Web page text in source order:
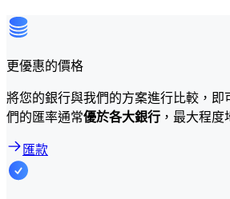
更優惠的價格
將您的銀行與我們的方案進行比較，即
們的匯率通常優於各大銀行 ，最大程
匯款